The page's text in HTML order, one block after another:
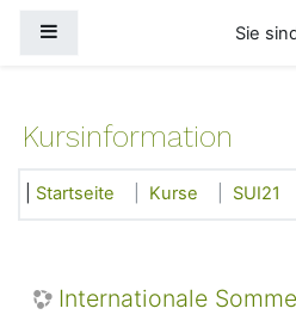
Sie
Kursinformation
Startseite Kurse SUI21
Internationale